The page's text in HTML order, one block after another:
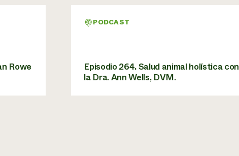
Rowe
PODCAST
Episodio 264. Salud animal holística con
la Dra. Ann Wells, DVM.